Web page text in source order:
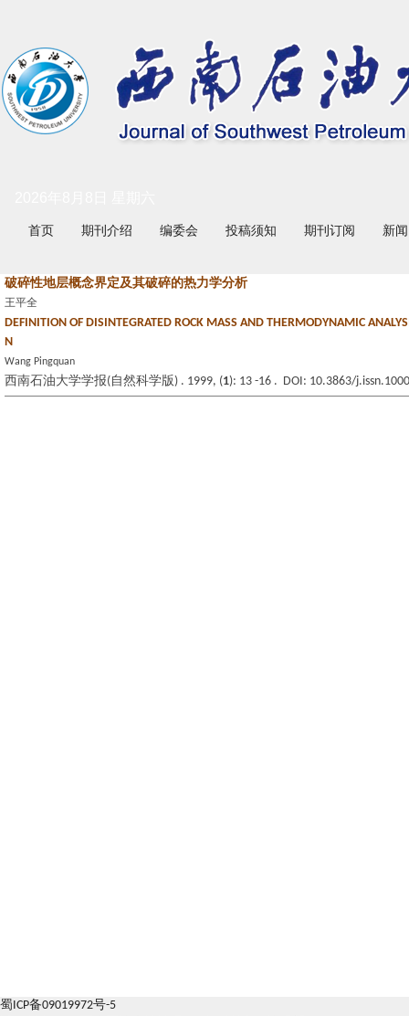
首页 期刊介绍 编委会 投稿须知 期刊订阅 新
破碎性地层概念界定及其破碎的热力学分析
王平全
DEFINITION OF DISINTEGRATED ROCK MASS AND THERMODYNAMIC
N
Wang Pingquan
西南石油大学学报(自然科学版) . 1999, (1): 13 -16 . DOI: 10.3863/
蜀ICP备09019972号-5